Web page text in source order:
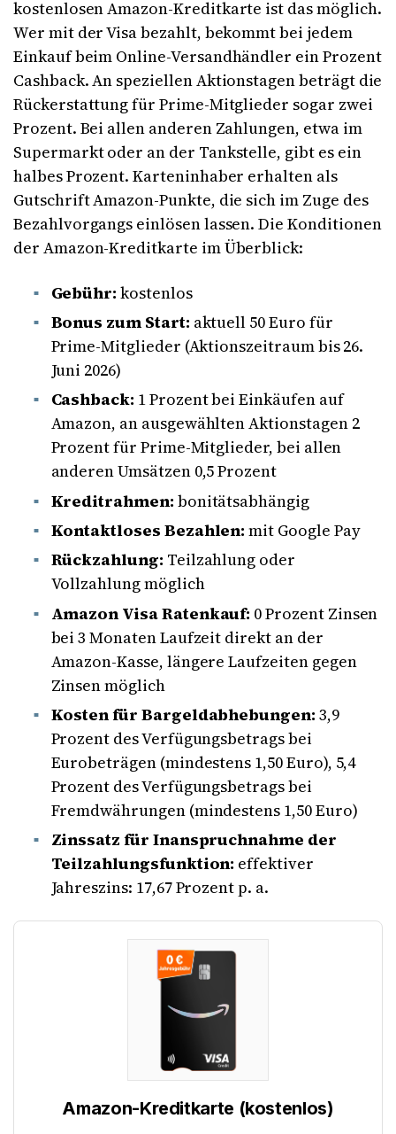
kostenlosen Amazon-Kreditkarte ist das möglich.
Wer mit der Visa bezahlt, bekommt bei jedem
Einkauf beim Online-Versandhändler ein Prozent
Cashback. An speziellen Aktionstagen beträgt die
Rückerstattung für Prime-Mitglieder sogar zwei
Prozent. Bei allen anderen Zahlungen, etwa im
Supermarkt oder an der Tankstelle, gibt es ein
halbes Prozent. Karteninhaber erhalten als
Gutschrift Amazon-Punkte, die sich im Zuge des
Bezahlvorgangs einlösen lassen. Die Konditionen
der Amazon-Kreditkarte im Überblick:
Gebühr: kostenlos
Bonus zum Start: aktuell 50 Euro für
Prime-Mitglieder (Aktionszeitraum bis 26.
Juni 2026)
Cashback: 1 Prozent bei Einkäufen auf
Amazon, an ausgewählten Aktionstagen 2
Prozent für Prime-Mitglieder, bei allen
anderen Umsätzen 0,5 Prozent
Kreditrahmen: bonitätsabhängig
Kontaktloses Bezahlen: mit Google Pay
Rückzahlung: Teilzahlung oder
Vollzahlung möglich
Amazon Visa Ratenkauf: 0 Prozent Zinsen
bei 3 Monaten Laufzeit direkt an der
Amazon-Kasse, längere Laufzeiten gegen
Zinsen möglich
Kosten für Bargeldabhebungen: 3,9
Prozent des Verfügungsbetrags bei
Eurobeträgen (mindestens 1,50 Euro), 5,4
Prozent des Verfügungsbetrags bei
Fremdwährungen (mindestens 1,50 Euro)
Zinssatz für Inanspruchnahme der
Teilzahlungsfunktion: effektiver
Jahreszins: 17,67 Prozent p. a.
Amazon-Kreditkarte (kostenlos)